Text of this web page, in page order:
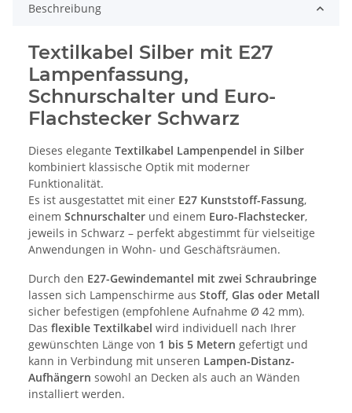
Beschreibung
Textilkabel Silber mit E27
Lampenfassung,
Schnurschalter und Euro-
Flachstecker Schwarz
Dieses elegante Textilkabel Lampenpendel in Silber
kombiniert klassische Optik mit moderner
Funktionalität.
Es ist ausgestattet mit einer E27 Kunststoff-Fassung,
einem Schnurschalter und einem Euro-Flachstecker,
jeweils in Schwarz – perfekt abgestimmt für vielseitige
Anwendungen in Wohn- und Geschäftsräumen.
Durch den E27-Gewindemantel mit zwei Schraubringe
lassen sich Lampenschirme aus Stoff, Glas oder Metall
sicher befestigen (empfohlene Aufnahme Ø 42 mm).
Das flexible Textilkabel wird individuell nach Ihrer
gewünschten Länge von 1 bis 5 Metern gefertigt und
kann in Verbindung mit unseren Lampen-Distanz-
Aufhängern sowohl an Decken als auch an Wänden
installiert werden.